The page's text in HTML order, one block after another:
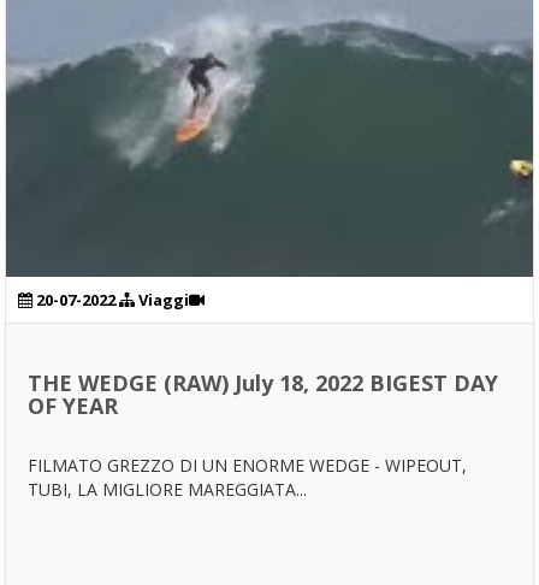
20-07-2022 Viaggi
THE WEDGE (RAW) July 18, 2022 BIGEST DAY
OF YEAR
FILMATO GREZZO DI UN ENORME WEDGE - WIPEOUT,
TUBI, LA MIGLIORE MAREGGIATA...